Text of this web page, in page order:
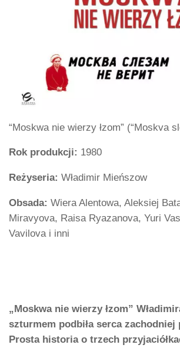
“Moskwa nie wierzy łzom” (“Moskva
Rok produkcji: 1980
Reżyseria: Władimir Mieńszow
Obsada: Wiera Alentowa, Aleksiej
Miravyova, Raisa Ryazanova, Yuri
Vavilova i inni
„Moskwa nie wierzy łzom”
szturmem podbiła serca
Prosta historia o trzech